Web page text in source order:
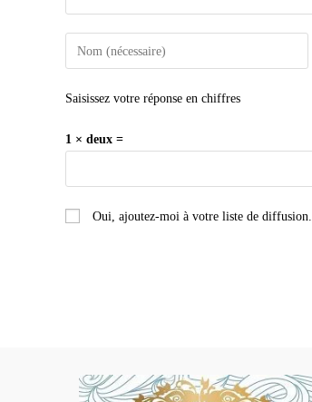
Saisissez votre réponse en chiffres
1 × deux =
Oui, ajoutez-moi à votre liste de diffusion.